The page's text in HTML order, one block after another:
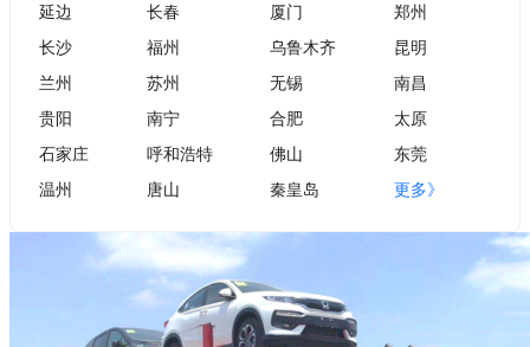
延边
长春 厦门
郑州
长沙
福州 乌鲁木齐
昆明
兰州
苏州 无锡
南昌
贵阳
南宁 合肥
太原
石家庄
呼和浩特 佛山
东莞
温州
唐山 秦皇岛 更多》